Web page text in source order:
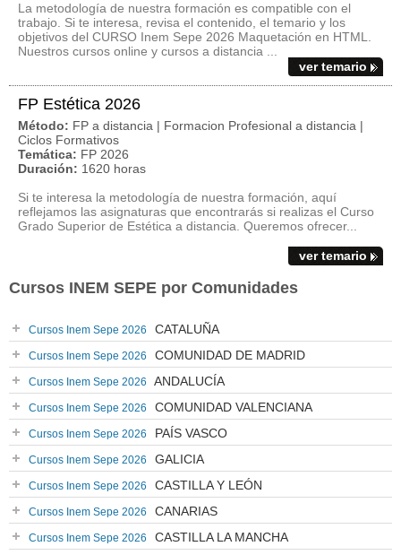
La metodología de nuestra formación es compatible con el
trabajo. Si te interesa, revisa el contenido, el temario y los
objetivos del CURSO Inem Sepe 2026 Maquetación en HTML.
Nuestros cursos online y cursos a distancia ...
ver temario
FP Estética 2026
Método: FP a distancia | Formacion Profesional a distancia |
Ciclos Formativos
Temática: FP 2026
Duración: 1620 horas
Si te interesa la metodología de nuestra formación, aquí
reflejamos las asignaturas que encontrarás si realizas el Curso
Grado Superior de Estética a distancia. Queremos ofrecer...
ver temario
Cursos INEM SEPE por Comunidades
Cursos Inem Sepe 2026 CATALUÑA
Cursos Inem Sepe 2026 COMUNIDAD DE MADRID
Cursos Inem Sepe 2026 ANDALUCÍA
Cursos Inem Sepe 2026 COMUNIDAD VALENCIANA
Cursos Inem Sepe 2026 PAÍS VASCO
Cursos Inem Sepe 2026 GALICIA
Cursos Inem Sepe 2026 CASTILLA Y LEÓN
Cursos Inem Sepe 2026 CANARIAS
Cursos Inem Sepe 2026 CASTILLA LA MANCHA